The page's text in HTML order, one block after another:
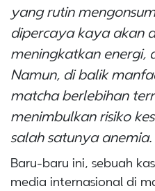
yang rutin
dipercaya kaya akan
meningkatkan energi,
Namun, di balik
matcha berlebihan
menimbulkan risiko
salah satunya anemia.
Baru-baru ini, sebuah
media internasional di